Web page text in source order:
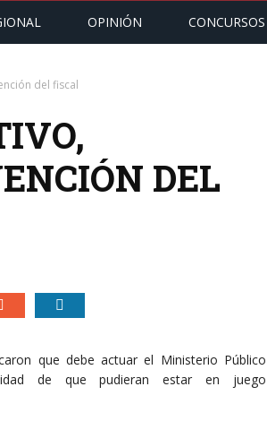
OPINIÓN CONCURSOS
del fiscal
DEL
que debe actuar el Ministerio Público
de que pudieran estar en juego